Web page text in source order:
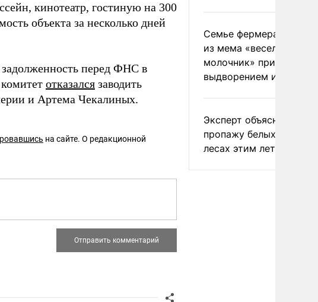
кинотеатр, гостиную на 300
объекта за несколько дней
задолженность перед ФНС в
отказался заводить
и Артема Чекалиных.
на сайте. О редакционной
Семье фермера
из мема «веселый
молочник» пригрозили
выдворением из
Эксперт объяснил
пропажу белых грибов
лесах этим летом